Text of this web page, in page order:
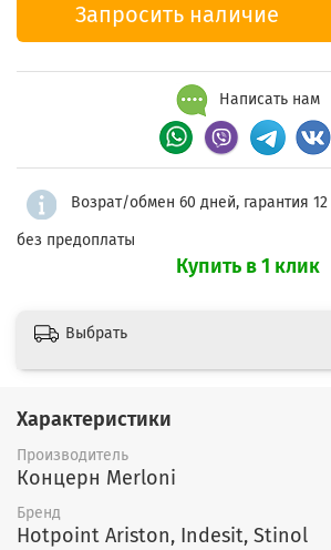
Запросить наличие
Написать нам
Возрат/обмен 60 дней, гарантия
без предоплаты
Купить в 1 клик
Выбрать
Характеристики
Производитель
Концерн Merloni
Бренд
Hotpoint Ariston, Indesit, Stinol